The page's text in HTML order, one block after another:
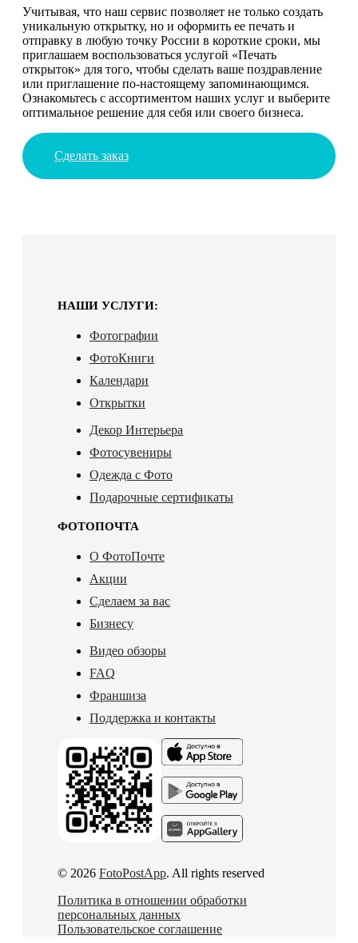
Учитывая, что наш сервис позволяет не только создать
уникальную открытку, но и оформить ее печать и
отправку в любую точку России в короткие сроки, мы
приглашаем воспользоваться услугой «Печать
открыток» для того, чтобы сделать ваше поздравление
или приглашение по-настоящему запоминающимся.
Ознакомьтесь с ассортиментом наших услуг и выберите
оптимальное решение для себя или своего бизнеса.
Сделать заказ
НАШИ УСЛУГИ:
Фотографии
ФотоКниги
Календари
Открытки
Декор Интерьера
Фотосувениры
Одежда с Фото
Подарочные сертификаты
ФОТОПОЧТА
О ФотоПочте
Акции
Сделаем за вас
Бизнесу
Видео обзоры
FAQ
Франшиза
Поддержка и контакты
© 2026 FotoPostApp. All rights reserved
Политика в отношении обработки
персональных данных
Пользовательское соглашение